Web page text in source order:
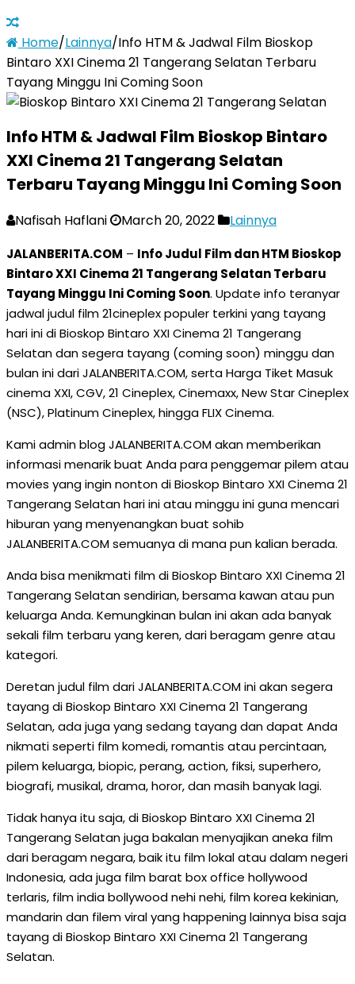
Home/Lainnya/Info HTM & Jadwal Film Bioskop
Bintaro XXI Cinema 21 Tangerang Selatan Terbaru
Tayang Minggu Ini Coming Soon
Info HTM & Jadwal Film Bioskop Bintaro
XXI Cinema 21 Tangerang Selatan
Terbaru Tayang Minggu Ini Coming Soon
Nafisah Haflani March 20, 2022 Lainnya
JALANBERITA.COM – Info Judul Film dan HTM Bioskop
Bintaro XXI Cinema 21 Tangerang Selatan Terbaru
Tayang Minggu Ini Coming Soon. Update info teranyar
jadwal judul film 21cineplex populer terkini yang tayang
hari ini di Bioskop Bintaro XXI Cinema 21 Tangerang
Selatan dan segera tayang (coming soon) minggu dan
bulan ini dari JALANBERITA.COM, serta Harga Tiket Masuk
cinema XXI, CGV, 21 Cineplex, Cinemaxx, New Star Cineplex
(NSC), Platinum Cineplex, hingga FLIX Cinema.
Kami admin blog JALANBERITA.COM akan memberikan
informasi menarik buat Anda para penggemar pilem atau
movies yang ingin nonton di Bioskop Bintaro XXI Cinema 21
Tangerang Selatan hari ini atau minggu ini guna mencari
hiburan yang menyenangkan buat sohib
JALANBERITA.COM semuanya di mana pun kalian berada.
Anda bisa menikmati film di Bioskop Bintaro XXI Cinema 21
Tangerang Selatan sendirian, bersama kawan atau pun
keluarga Anda. Kemungkinan bulan ini akan ada banyak
sekali film terbaru yang keren, dari beragam genre atau
kategori.
Deretan judul film dari JALANBERITA.COM ini akan segera
tayang di Bioskop Bintaro XXI Cinema 21 Tangerang
Selatan, ada juga yang sedang tayang dan dapat Anda
nikmati seperti film komedi, romantis atau percintaan,
pilem keluarga, biopic, perang, action, fiksi, superhero,
biografi, musikal, drama, horor, dan masih banyak lagi.
Tidak hanya itu saja, di Bioskop Bintaro XXI Cinema 21
Tangerang Selatan juga bakalan menyajikan aneka film
dari beragam negara, baik itu film lokal atau dalam negeri
Indonesia, ada juga film barat box office hollywood
terlaris, film india bollywood nehi nehi, film korea kekinian,
mandarin dan filem viral yang happening lainnya bisa saja
tayang di Bioskop Bintaro XXI Cinema 21 Tangerang
Selatan.